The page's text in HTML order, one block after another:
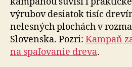
výrubov desiatok tisíc
nelesných plochách v
Slovenska. Pozri: Kampaň
na spaľovanie dreva.